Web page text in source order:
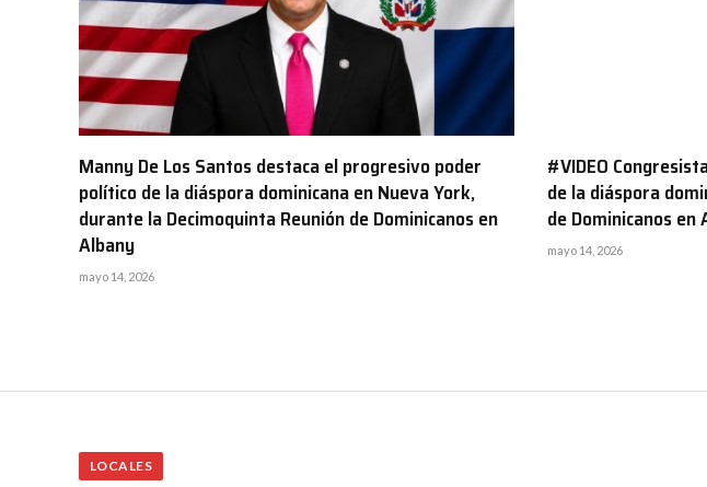
Manny De Los Santos destaca el progresivo poder
político de la diáspora dominicana en Nueva York,
durante la Decimoquinta Reunión de Dominicanos en
Albany
mayo 14, 2026
#VIDEO
de la diáspora
de Dominicanos en
mayo 14, 2026
LOCALES